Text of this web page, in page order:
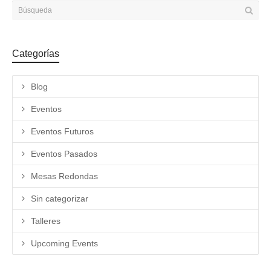
Categorías
Blog
Eventos
Eventos Futuros
Eventos Pasados
Mesas Redondas
Sin categorizar
Talleres
Upcoming Events